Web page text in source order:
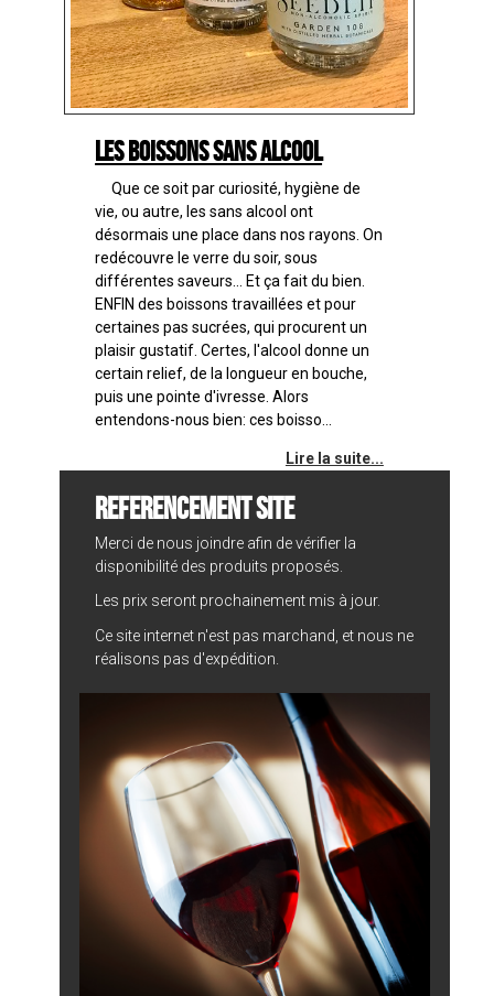
Les boissons sans alcool
Que ce soit par curiosité, hygiène de
vie, ou autre, les sans alcool ont
désormais une place dans nos rayons. On
redécouvre le verre du soir, sous
différentes saveurs... Et ça fait du bien.
ENFIN des boissons travaillées et pour
certaines pas sucrées, qui procurent un
plaisir gustatif. Certes, l'alcool donne un
certain relief, de la longueur en bouche,
puis une pointe d'ivresse. Alors
entendons-nous bien: ces boisso...
Lire la suite...
REFERENCEMENT SITE
Merci de nous joindre afin de vérifier la
disponibilité des produits proposés.
Les prix seront prochainement mis à jour.
Ce site internet n'est pas marchand, et nous ne
réalisons pas d'expédition.